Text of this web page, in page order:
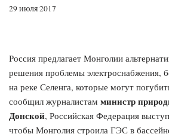
29 июля 2017
Россия предлагает Монголии
решения проблемы электроснабжения,
на реке Селенга, которые могут
сообщил журналистам министр
Донской, Российская Федерация
чтобы Монголия строила ГЭС в